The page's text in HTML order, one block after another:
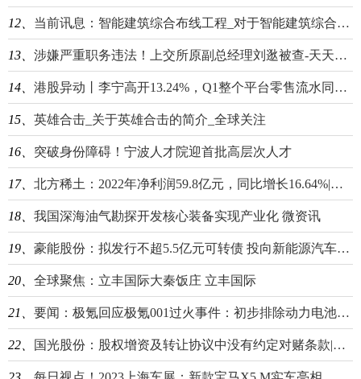
12、 当前讯息：智能建筑综合布线工程_对于智能建筑综合布线工程简单介绍
13、 涉嫌严重职务违法！上交所原副总经理刘逖被查-天天微资讯
14、 港股异动丨李宁高开13.24%，Q1整个平台零售流水同比实现中单位数增长|全球百事通
15、 英雄合击_关于英雄合击的简介_全球关注
16、 突破身份障碍！宁波人才院迎首批高层次人才
17、 北方稀土：2022年净利润59.8亿元，同比增长16.64%|焦点讯息
18、 我国深海油气勘探开发核心装备实现产业化 微资讯
19、 豪能股份：拟发行不超5.5亿元可转债 投向新能源汽车关键零部件生产基地建设项目等
20、 全球聚焦：立丰国际大秦饭庄 立丰国际
21、 要闻：极氪回应极氪001过火事件：初步排除动力电池引发事故
22、 国光股份：股权增资及转让协议中没有约定对赌条款|环球热讯